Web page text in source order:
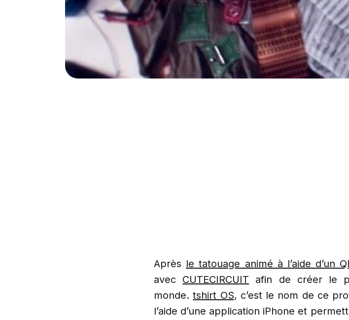
Après le tatouage animé à l’aide d’un
avec CUTECIRCUIT afin de créer le
monde.tshirt OS, c’est le nom de ce
l’aide d’une application iPhone et